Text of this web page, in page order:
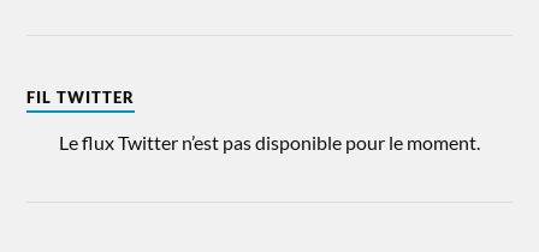
FIL TWITTER
Le flux Twitter n’est pas disponible pour le moment.